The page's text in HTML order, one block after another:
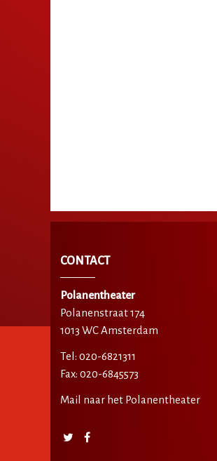
CONTACT
Polanentheater
Polanenstraat 174
1013 WC Amsterdam
Tel: 020-6821311
Fax: 020-6845573
Mail naar het Polanentheater